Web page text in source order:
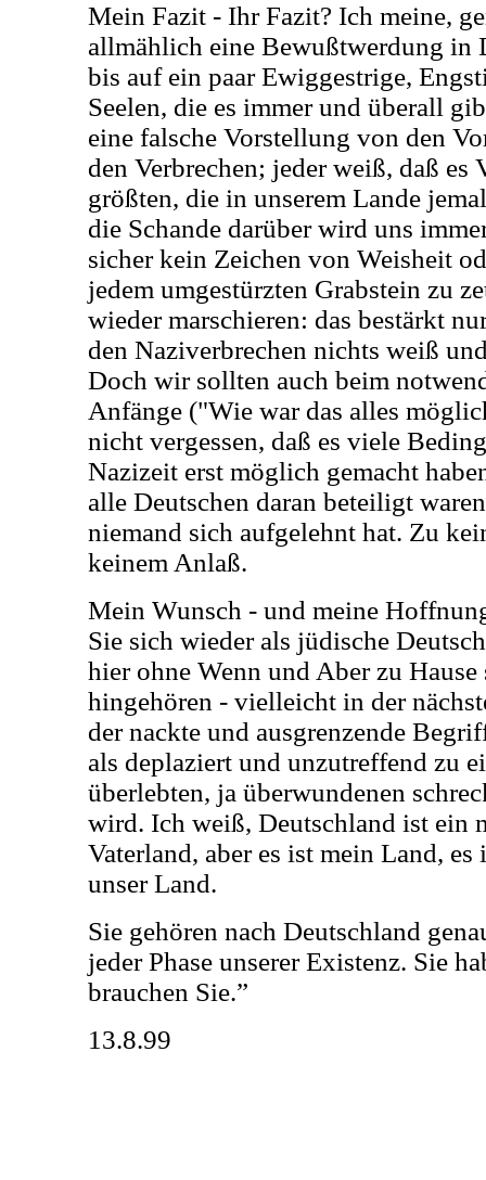
Mein Fazit - Ihr Fazit? Ich meine,
allmählich eine Bewußtwerdung in
bis auf ein paar Ewiggestrige,
Seelen, die es immer und überall
eine falsche Vorstellung von den
den Verbrechen; jeder weiß, daß es
größten, die in unserem Lande
die Schande darüber wird uns
sicher kein Zeichen von Weisheit
jedem umgestürzten Grabstein zu
wieder marschieren: das bestärkt
den Naziverbrechen nichts weiß
Doch wir sollten auch beim
Anfänge ("Wie war das alles
nicht vergessen, daß es viele
Nazizeit erst möglich gemacht
alle Deutschen daran beteiligt
niemand sich aufgelehnt hat. Zu
keinem Anlaß.
Mein Wunsch - und meine
Sie sich wieder als jüdische
hier ohne Wenn und Aber zu
hingehören - vielleicht in der
der nackte und ausgrenzende
als deplaziert und unzutreffend zu
überlebten, ja überwundenen
wird. Ich weiß, Deutschland ist ein
Vaterland, aber es ist mein Land,
unser Land.
Sie gehören nach Deutschland
jeder Phase unserer Existenz. Sie
brauchen Sie.”
13.8.99